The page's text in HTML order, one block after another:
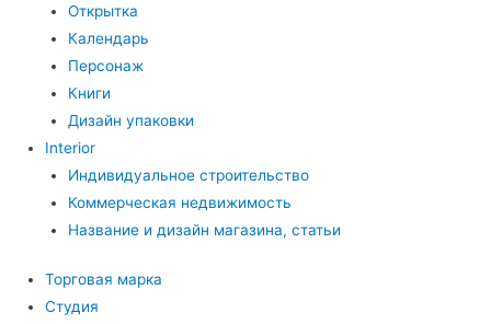
Открытка
Календарь
Персонаж
Книги
Дизайн упаковки
Interior
Индивидуальное строительство
Коммерческая недвижимость
Название и дизайн магазина, статьи
Торговая марка
Студия